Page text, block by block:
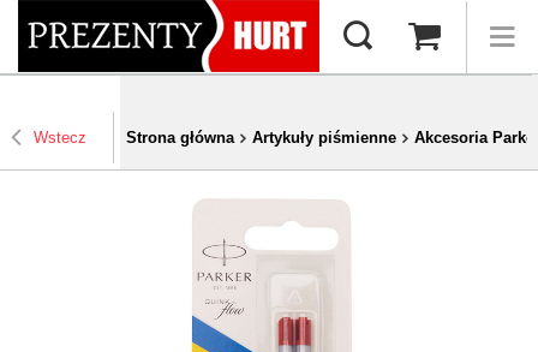
Wstecz Strona główna Artykuły piśmienne Akcesoria